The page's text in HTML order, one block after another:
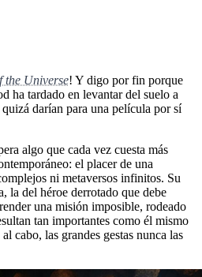
the Universe! Y digo por fin porque
ha tardado en levantar del suelo a
darían para una película por sí
algo que cada vez cuesta más
el placer de una
ni metaversos infinitos. Su
la del héroe derrotado que debe
una misión imposible, rodeado
tan importantes como él mismo
cabo, las grandes gestas nunca las